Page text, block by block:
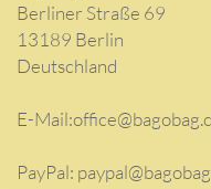
Berliner Straße 69
13189 Berlin
Deutschland
E-Mail:
PayPal: